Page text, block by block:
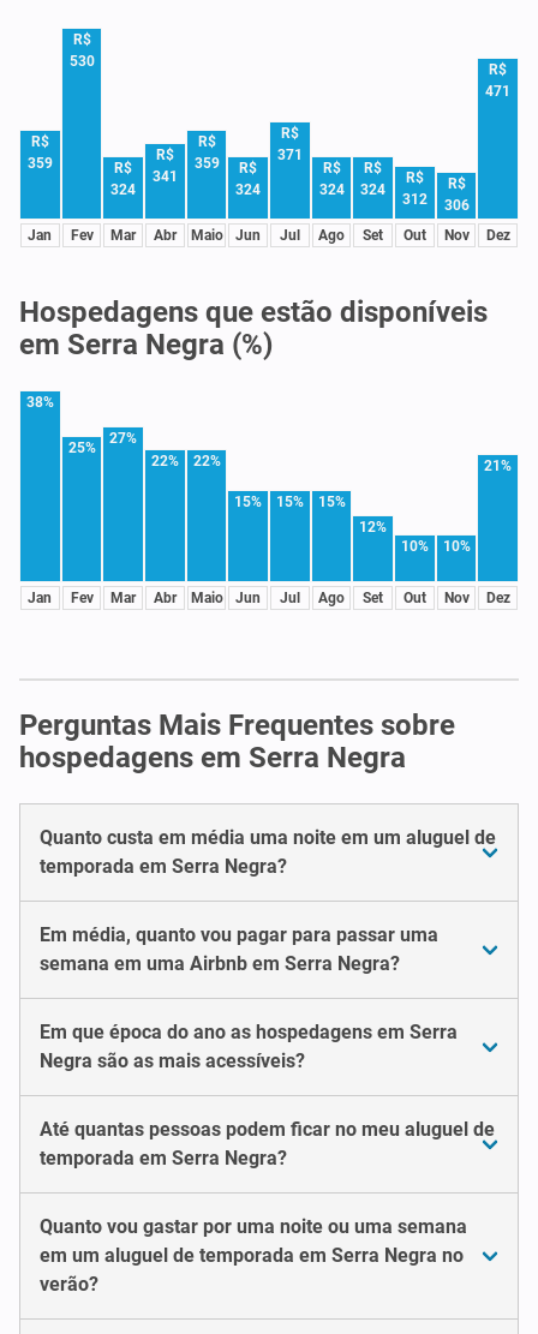
R$
359
Jan
R$
530
Fev
R$
324
Mar
R$
341
Abr
R$
359
Maio
R$
324
Jun
R$
371
Jul
R$
324
Ago
R$
324
Set
R$
312
Out
R$
306
Nov
R$
471
Dez
Hospedagens que estão disponíveis
em Serra Negra (%)
38%
Jan
25%
Fev
27%
Mar
22%
Abr
22%
Maio
15%
Jun
15%
Jul
15%
Ago
12%
Set
10%
Out
10%
Nov
21%
Dez
Perguntas Mais Frequentes sobre
hospedagens em Serra Negra
Quanto custa em média uma noite em um aluguel de
temporada em Serra Negra?
Em média, quanto vou pagar para passar uma
semana em uma Airbnb em Serra Negra?
Em que época do ano as hospedagens em Serra
Negra são as mais acessíveis?
Até quantas pessoas podem ficar no meu aluguel de
temporada em Serra Negra?
Quanto vou gastar por uma noite ou uma semana
em um aluguel de temporada em Serra Negra no
verão?